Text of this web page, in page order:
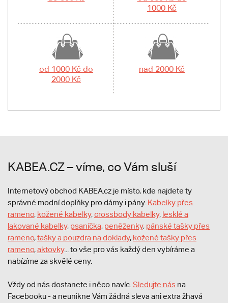
1000 Kč
od 1000 Kč do
2000 Kč
nad 2000 Kč
KABEA.CZ – víme, co Vám sluší
Internetový obchod KABEA.cz je místo, kde najdete ty
správné modní doplňky pro dámy i pány. Kabelky přes
rameno, kožené kabelky,crossbody kabelky, lesklé a
lakované kabelky, psaníčka, peněženky, pánské tašky přes
rameno,tašky a pouzdra na doklady, kožené tašky přes
rameno,aktovky... to vše pro vás každý den vybíráme a
nabízíme za skvělé ceny.
Vždy od nás dostanete i něco navíc. Sledujte nás na
Facebooku - a neunikne Vám žádná sleva ani extra žhavá